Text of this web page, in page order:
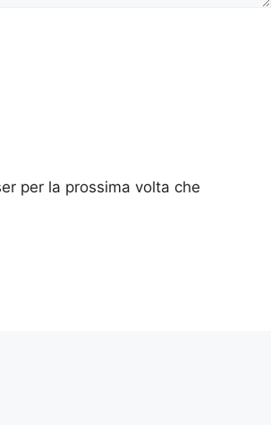
per la prossima volta che